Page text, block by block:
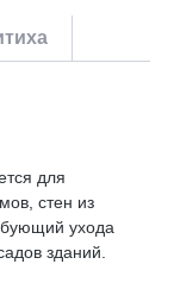
для
стен из
ухода
зданий.